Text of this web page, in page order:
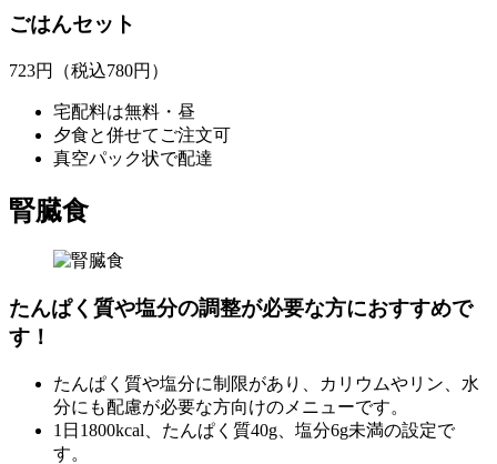
ごはんセット
723円 （税込780円）
宅配料は無料・昼
夕食と併せてご注文可
真空パック状で配達
腎臓食
たんぱく質や塩分の調整が必要な方におすすめで
す！
たんぱく質や塩分に制限があり、カリウムやリン、水
分にも配慮が必要な方向けのメニューです。
1日1800kcal、たんぱく質40g、塩分6g未満の設定で
す。